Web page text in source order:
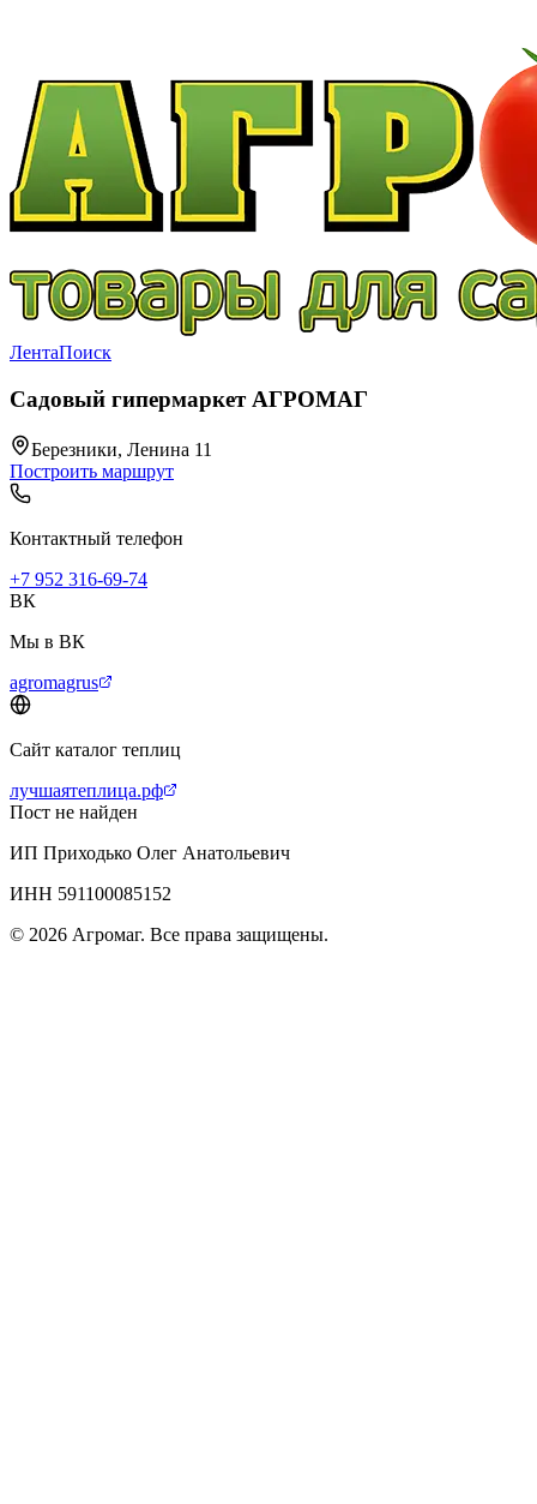
ЛентаПоиск
Садовый гипермаркет АГРОМАГ
Березники, Ленина 11
Построить маршрут
Контактный телефон
+7 952 316-69-74
ВК
Мы в ВК
agromagrus
Сайт каталог теплиц
лучшаятеплица.рф
Пост не найден
ИП Приходько Олег Анатольевич
ИНН 591100085152
© 2026 Агромаг. Все права защищены.